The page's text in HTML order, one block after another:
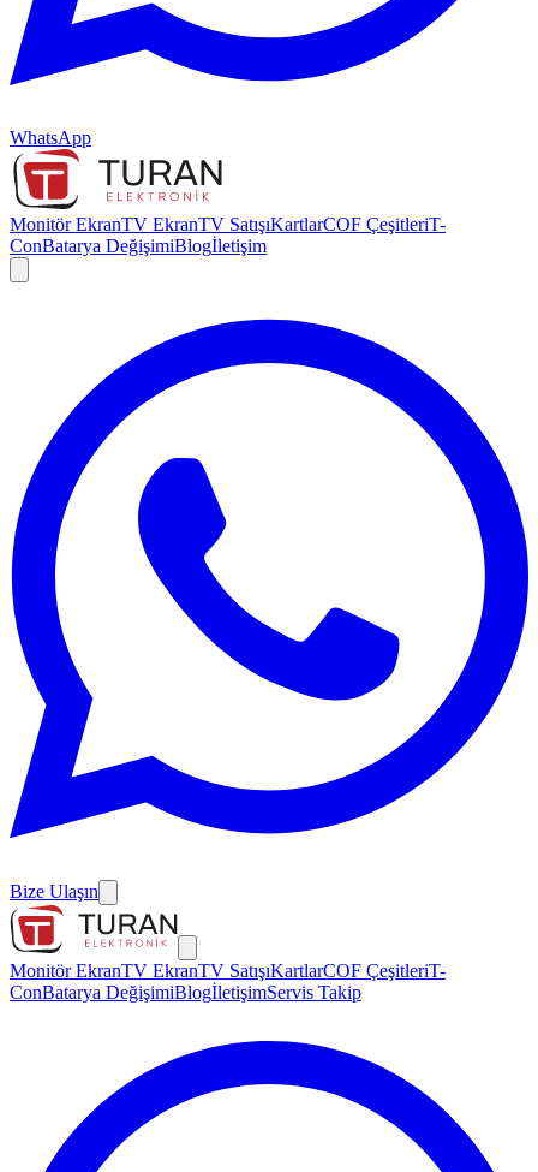
WhatsApp
Monitör EkranTV EkranTV SatışıKartlarCOF ÇeşitleriT-
ConBatarya DeğişimiBlogİletişim
Bize Ulaşın
Monitör EkranTV EkranTV SatışıKartlarCOF ÇeşitleriT-
ConBatarya DeğişimiBlogİletişimServis Takip